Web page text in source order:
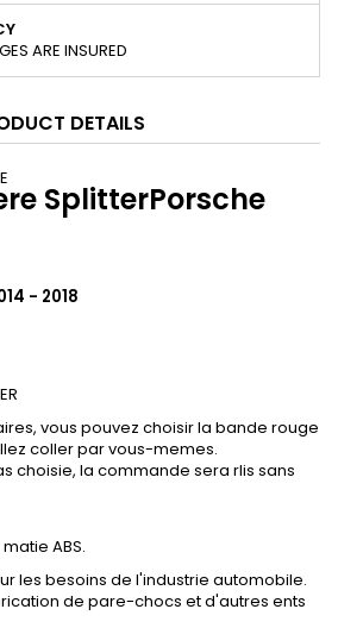
ARE INSURED
DETAILS
SplitterPorsche
- 2018
vous pouvez choisir la bande rouge
coller par vous-memes.
choisie, la commande sera rlis sans
ABS.
les besoins de l'industrie automobile.
de pare-chocs et d'autres ents